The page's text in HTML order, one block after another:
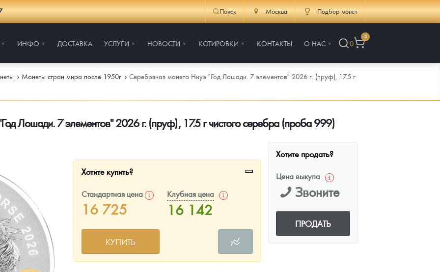
Поиск Москва Подбор монет
ИНФО ДОСТАВКА УСЛУГИ НОВОСТИ КОТИРОВКИ КОНТАКТЫ О НАС 0
0
платины на 2026 год
Монеты стран мира после 1950г
Серебряная монета Ниуэ "Год Лошади. 7 элементов" 2026 г. (пруф), 17.5 г
Лошади. 7 элементов" 2026 г. (пруф), 17.5 г чистого серебра (проба 999)
Хотите купить?
Стандартная цена
16 725
Клубная цена
16 142
КУПИТЬ
Хотите продать?
Цена выкупа
Звоните
ПРОДАТЬ